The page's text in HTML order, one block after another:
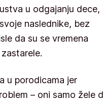
u odgajanju dece,
naslednike, bez
da su se vremena
u porodicama jer
– oni samo žele